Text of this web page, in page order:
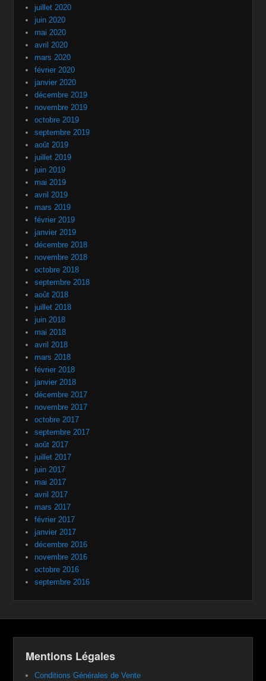
juillet 2020
juin 2020
mai 2020
avril 2020
mars 2020
février 2020
janvier 2020
décembre 2019
novembre 2019
octobre 2019
septembre 2019
août 2019
juillet 2019
juin 2019
mai 2019
avril 2019
mars 2019
février 2019
janvier 2019
décembre 2018
novembre 2018
octobre 2018
septembre 2018
août 2018
juillet 2018
juin 2018
mai 2018
avril 2018
mars 2018
février 2018
janvier 2018
décembre 2017
novembre 2017
octobre 2017
septembre 2017
août 2017
juillet 2017
juin 2017
mai 2017
avril 2017
mars 2017
février 2017
janvier 2017
décembre 2016
novembre 2016
octobre 2016
septembre 2016
Mentions Légales
Conditions Générales de Vente